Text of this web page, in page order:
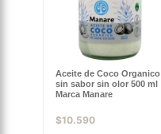
Aceite de Coco Organico
sin sabor sin olor 500 ml
Marca Manare
$10.590